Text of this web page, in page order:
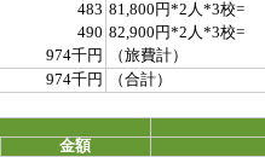
483 81,800円*2人*3校=
490 82,900円*2人*3校=
974千円 （旅費計）
974千円 （合計）
金額